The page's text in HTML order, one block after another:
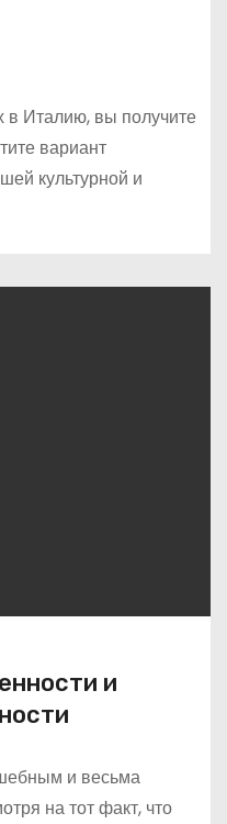
в Италию, вы получите
вариант
культурной и
и
и весьма
на тот факт, что